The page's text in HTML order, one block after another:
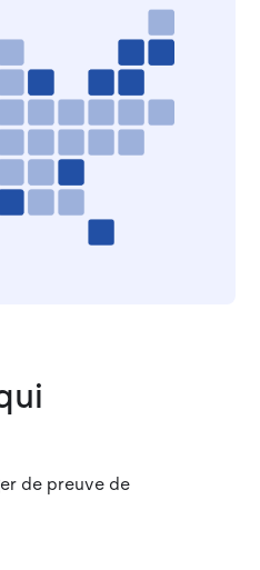
de preuve de